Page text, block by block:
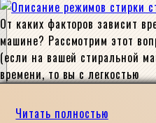
От каких факторов зависит
машине? Рассмотрим этот
(если на вашей стиральной
времени, то вы с легкостью
Читать полностью